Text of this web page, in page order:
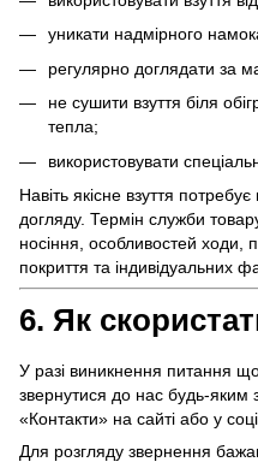
уникати надмірного
регулярно доглядати за
не сушити взуття біля
тепла;
використовувати
Навіть якісне взуття
догляду. Термін служби
носіння, особливостей ходи,
покриття та індивідуальних
6. Як
У разі виникнення питання
звернутися до нас будь-яким
«Контакти» на сайті або у
Для розгляду звернення